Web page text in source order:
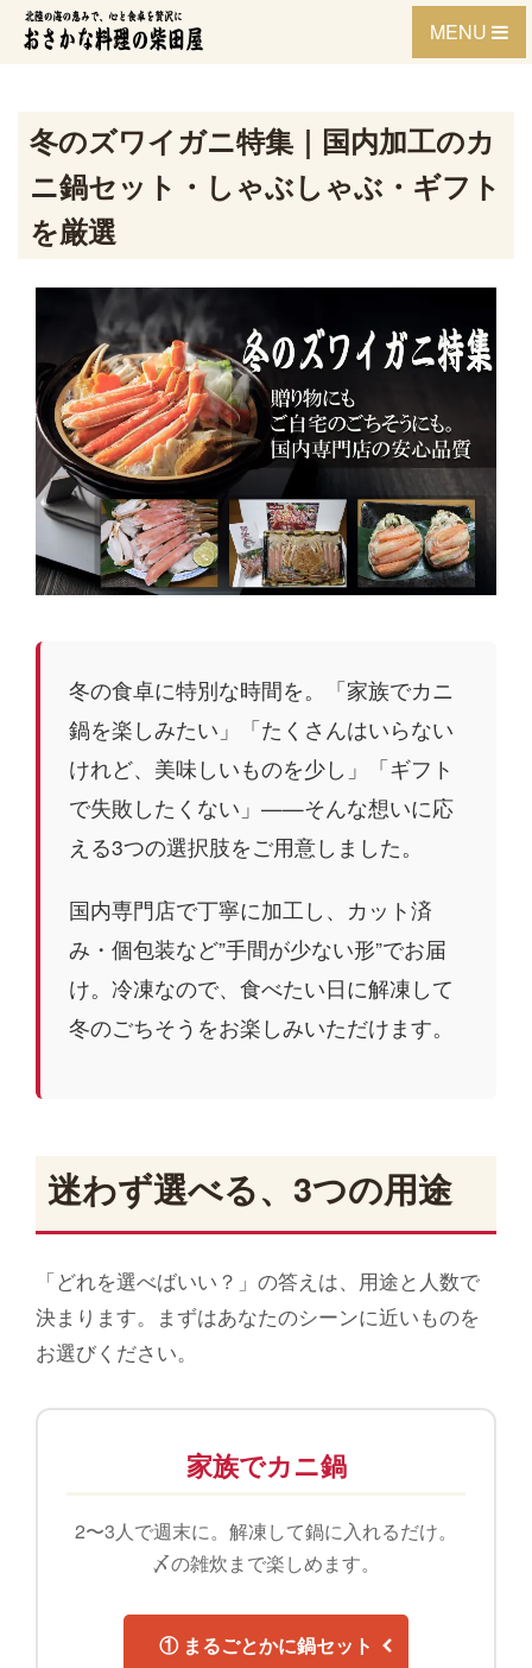
Skip
MENU
冬のズワイガニ特集｜国内加工のカ
ニ鍋セット・しゃぶしゃぶ・ギフト
を厳選
冬の食卓に特別な時間を。「家族でカニ
鍋を楽しみたい」「たくさんはいらない
けれど、美味しいものを少し」「ギフト
で失敗したくない」——そんな想いに応
える3つの選択肢をご用意しました。
国内専門店で丁寧に加工し、カット済
み・個包装など”手間が少ない形”でお届
け。冷凍なので、食べたい日に解凍して
冬のごちそうをお楽しみいただけます。
迷わず選べる、3つの用途
「どれを選べばいい？」の答えは、用途と人数で
決まります。まずはあなたのシーンに近いものを
お選びください。
家族でカニ鍋
2〜3人で週末に。解凍して鍋に入れるだけ。
〆の雑炊まで楽しめます。
① まるごとかに鍋セット